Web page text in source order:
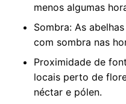
menos algumas
Sombra: As
com sombra nas
Proximidade de
locais perto de
néctar e pólen.